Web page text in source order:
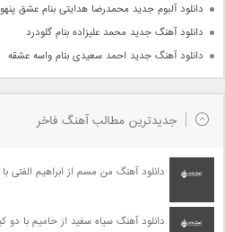
دانلود آلبوم جدید محمدرضا هدایتی بنام عشق
دانلود آهنگ جدید محمد علیزاده بنام گلودرد
دانلود آهنگ جدید احمد سعیدی بنام واسه عشقه
جدیدترین مطالب آهنگ فاخر
دانلود آهنگ من مسم از ابراهیم الفتی
دانلود آهنگ سیاه سفید از حامیم با دو